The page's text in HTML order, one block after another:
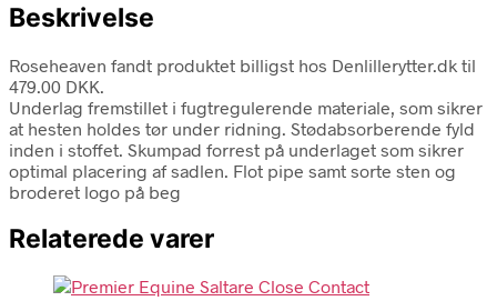
Beskrivelse
Roseheaven fandt produktet billigst hos Denlillerytter.dk til
479.00 DKK.
Underlag fremstillet i fugtregulerende materiale, som sikrer
at hesten holdes tør under ridning. Stødabsorberende fyld
inden i stoffet. Skumpad forrest på underlaget som sikrer
optimal placering af sadlen. Flot pipe samt sorte sten og
broderet logo på beg
Relaterede varer